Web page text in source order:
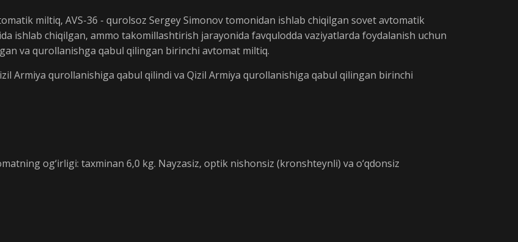
miltiq, AVS-36 - qurolsoz Sergey Simonov tomonidan ishlab chiqilgan sovet avtomatik
ishlab chiqilgan, ammo takomillashtirish jarayonida favqulodda vaziyatlarda foydalanish uchun
va qurollanishga qabul qilingan birinchi avtomat miltiq.
Armiya qurollanishiga qabul qilindi va Qizil Armiya qurollanishiga qabul qilingan birinchi
og‘irligi: taxminan 6,0 kg. Nayzasiz, optik nishonsiz (kronshteynli) va o‘qdonsiz